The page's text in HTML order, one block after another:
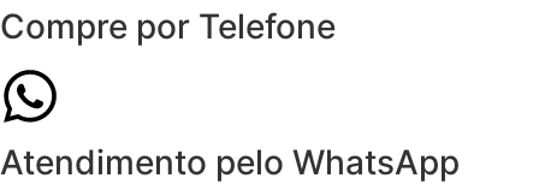
Compre por Telefone
Atendimento pelo WhatsApp